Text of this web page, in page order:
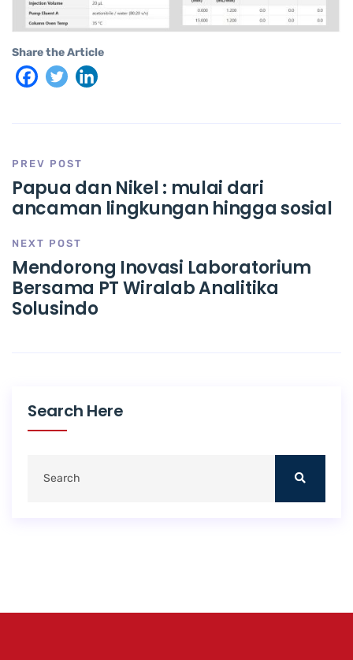
Share the Article
PREV POST
Papua dan Nikel : mulai dari
ancaman lingkungan hingga sosial
NEXT POST
Mendorong Inovasi Laboratorium
Bersama PT Wiralab Analitika
Solusindo
Search Here